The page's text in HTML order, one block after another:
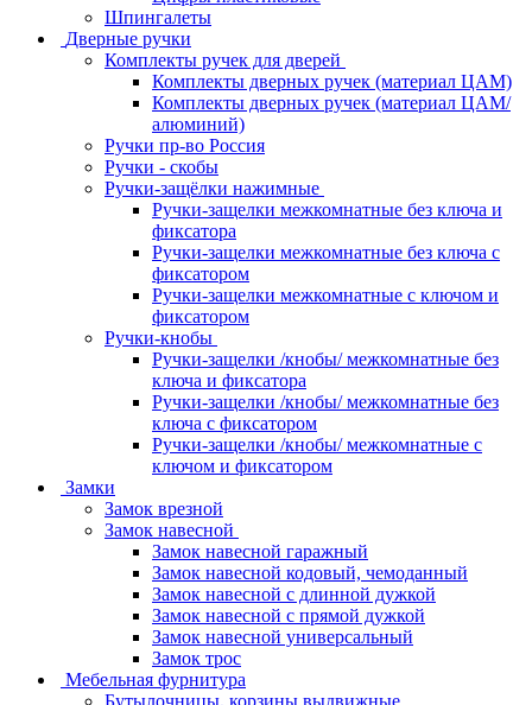
Шпингалеты
Дверные ручки
Комплекты ручек для дверей
Комплекты дверных ручек (материал ЦАМ)
Комплекты дверных ручек (материал ЦАМ/
алюминий)
Ручки пр-во Россия
Ручки - скобы
Ручки-защёлки нажимные
Ручки-защелки межкомнатные без ключа и
фиксатора
Ручки-защелки межкомнатные без ключа с
фиксатором
Ручки-защелки межкомнатные с ключом и
фиксатором
Ручки-кнобы
Ручки-защелки /кнобы/ межкомнатные без
ключа и фиксатора
Ручки-защелки /кнобы/ межкомнатные без
ключа с фиксатором
Ручки-защелки /кнобы/ межкомнатные с
ключом и фиксатором
Замки
Замок врезной
Замок навесной
Замок навесной гаражный
Замок навесной кодовый, чемоданный
Замок навесной с длинной дужкой
Замок навесной с прямой дужкой
Замок навесной универсальный
Замок трос
Мебельная фурнитура
Бутылочницы, корзины выдвижные